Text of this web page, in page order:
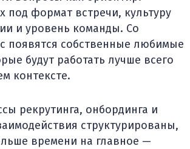
под формат встречи, культуру
и уровень команды. Со
появятся собственные любимые
будут работать лучше всего
контексте.
рекрутинга, онбординга и
структурированы,
времени на главное —